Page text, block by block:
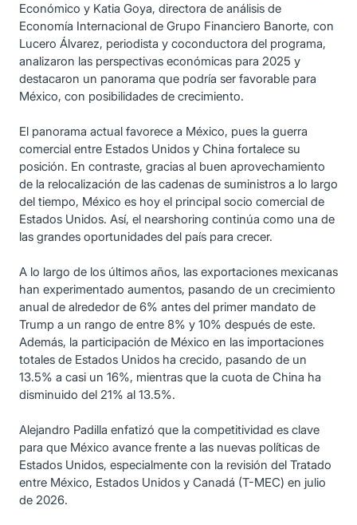
Económico y Katia Goya, directora de análisis de
Economía Internacional de Grupo Financiero Banorte, con
Lucero Álvarez, periodista y coconductora del programa,
analizaron las perspectivas económicas para 2025 y
destacaron un panorama que podría ser favorable para
México, con posibilidades de crecimiento.
El panorama actual favorece a México, pues la guerra
comercial entre Estados Unidos y China fortalece su
posición. En contraste, gracias al buen aprovechamiento
de la relocalización de las cadenas de suministros a lo largo
del tiempo, México es hoy el principal socio comercial de
Estados Unidos. Así, el nearshoring continúa como una de
las grandes oportunidades del país para crecer.
A lo largo de los últimos años, las exportaciones mexicanas
han experimentado aumentos, pasando de un crecimiento
anual de alrededor de 6% antes del primer mandato de
Trump a un rango de entre 8% y 10% después de este.
Además, la participación de México en las importaciones
totales de Estados Unidos ha crecido, pasando de un
13.5% a casi un 16%, mientras que la cuota de China ha
disminuido del 21% al 13.5%.
Alejandro Padilla enfatizó que la competitividad es clave
para que México avance frente a las nuevas políticas de
Estados Unidos, especialmente con la revisión del Tratado
entre México, Estados Unidos y Canadá (T-MEC) en julio
de 2026.